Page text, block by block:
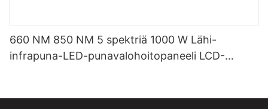
660 NM 850 NM 5 spektriä 1000 W Lähi-
infrapuna-LED-punavalohoitopaneeli LCD-